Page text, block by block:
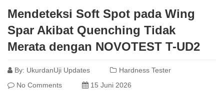
Mendeteksi Soft Spot pada Wing
Spar Akibat Quenching Tidak
Merata dengan NOVOTEST T-UD2
By: UkurdanUji Updates
Hardness Tester
No Comments
15 Juni 2026